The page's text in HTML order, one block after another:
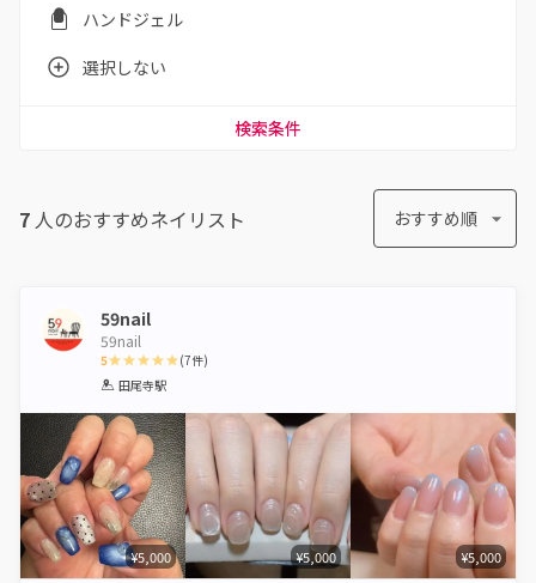
ハンドジェル
選択しない
検索条件
7 人のおすすめネイリスト おすすめ順
59nail
59nail
5
1 2 3 4 5
(7件)
田尾寺駅
¥5,000 ¥5,000 ¥5,000